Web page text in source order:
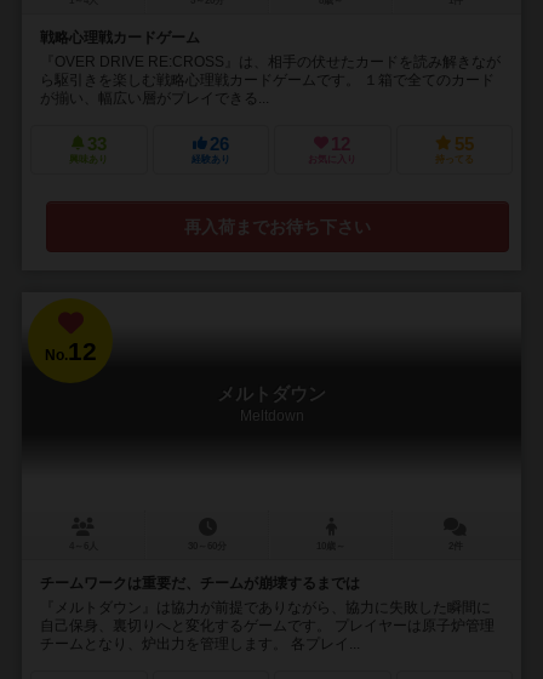
戦略心理戦カードゲーム
『OVER DRIVE RE:CROSS』は、相手の伏せたカードを読み解きなが
ら駆引きを楽しむ戦略心理戦カードゲームです。 １箱で全てのカード
が揃い、幅広い層がプレイできる...
33
興味あり
26
経験あり
12
お気に入り
55
持ってる
再入荷までお待ち下さい
No.12
メルトダウン
Meltdown
チームワークは重要だ、チームが崩壊するまでは
『メルトダウン』は協力が前提でありながら、協力に失敗した瞬間に
自己保身、裏切りへと変化するゲームです。 プレイヤーは原子炉管理
チームとなり、炉出力を管理します。 各プレイ...